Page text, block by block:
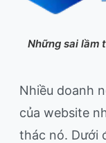
Những sai lầm
Nhiều doanh
của website
thác nó. Dưới